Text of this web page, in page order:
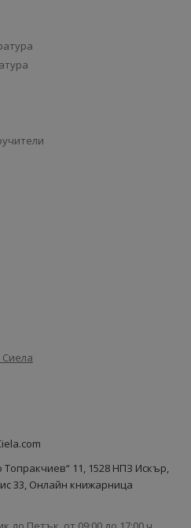
Топракчиев“ 11, 1528 НПЗ Искър,
33, Онлайн книжарница